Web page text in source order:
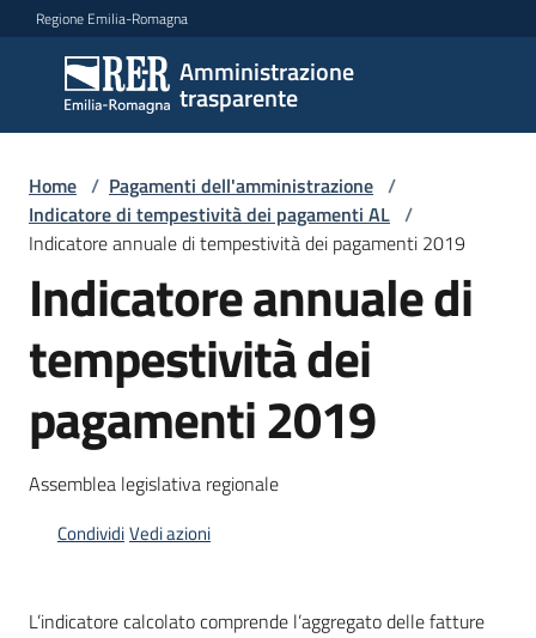
Vai al contenuto
Vai alla navigazione
Vai al footer
Regione Emilia-Romagna
Amministrazione
trasparente
Amministrazione
trasparente
Sottosezioni
Accesso
Home / Pagamenti dell'amministrazione /
Indicatore di tempestività dei pagamenti AL /
Indicatore annuale di tempestività dei pagamenti 2019
Indicatore annuale di
tempestività dei
pagamenti 2019
Assemblea legislativa regionale
CondividiVedi azioni
L’indicatore calcolato comprende l’aggregato delle fatture